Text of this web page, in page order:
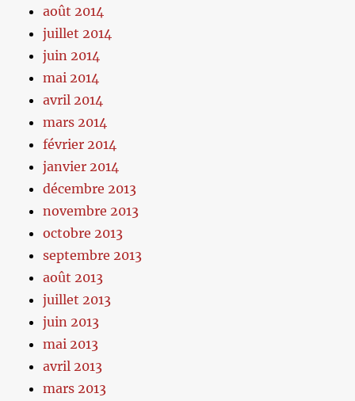
août 2014
juillet 2014
juin 2014
mai 2014
avril 2014
mars 2014
février 2014
janvier 2014
décembre 2013
novembre 2013
octobre 2013
septembre 2013
août 2013
juillet 2013
juin 2013
mai 2013
avril 2013
mars 2013